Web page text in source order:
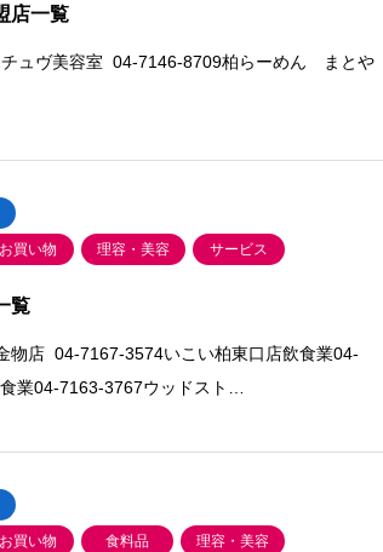
店一覧
チュヴ美容室 04-7146-8709柏らーめん まとや
お買い物 理容・美容 サービス
覧
物店 04-7167-3574いこい柏東口店飲食業04-
業04-7163-3767ウッドスト…
お買い物 食料品 理容・美容